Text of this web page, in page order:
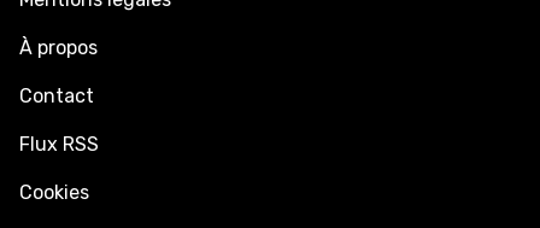
À propos
Contact
Flux RSS
Cookies